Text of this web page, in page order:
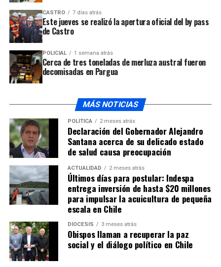
CASTRO 7 días atrás
Este jueves se realizó la apertura oficial del by pass
de Castro
POLICIAL 1 semana atrás
Cerca de tres toneladas de merluza austral fueron
decomisadas en Pargua
MÁS NOTICIAS
POLÍTICA 2 meses atrás
Declaración del Gobernador Alejandro
Santana acerca de su delicado estado
de salud causa preocupación
ACTUALIDAD 2 meses atrás
Últimos días para postular: Indespa
entrega inversión de hasta $20 millones
para impulsar la acuicultura de pequeña
escala en Chile
DIÓCESIS 3 meses atrás
Obispos llaman a recuperar la paz
social y el diálogo político en Chile